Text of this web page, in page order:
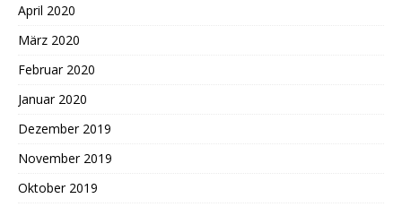
April 2020
März 2020
Februar 2020
Januar 2020
Dezember 2019
November 2019
Oktober 2019